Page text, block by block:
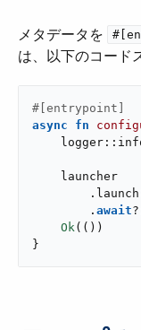
メタデータを ​
は、以下のコード
#[entrypoint]
async
fn
    launcher
        .
await
Ok(())
}